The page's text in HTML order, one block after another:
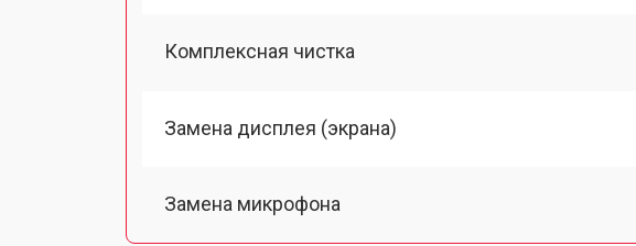
Комплексная чистка
Замена дисплея (экрана)
Замена микрофона